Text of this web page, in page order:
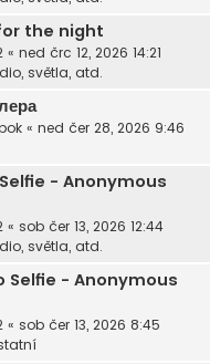
the night
« ned črc 12, 2026 14:21
světla, atd.
« ned čer 28, 2026 9:46
- Anonymous
« sob čer 13, 2026 12:44
světla, atd.
Selfie - Anonymous
« sob čer 13, 2026 8:45